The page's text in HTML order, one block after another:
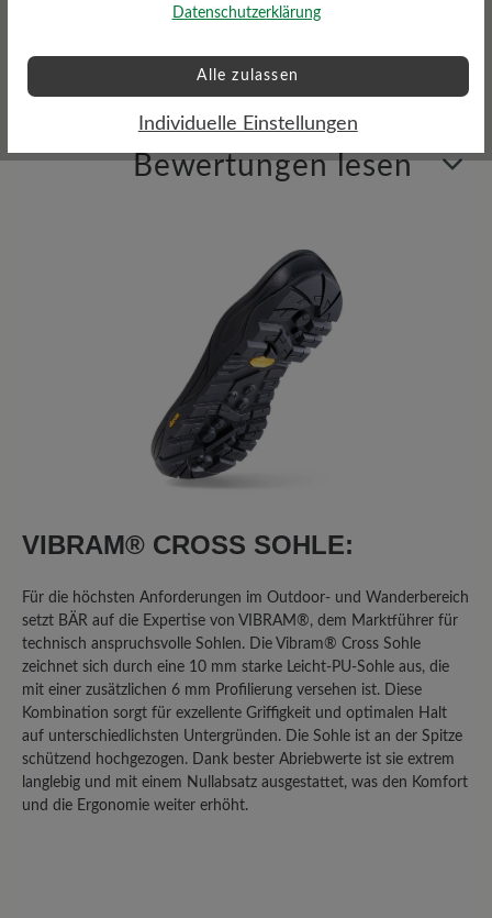
Cross-Sohle aus PU-
Bewertungen lesen
Durchschnittliche Bewertung
Bewerten Sie dieses Produkt!
Teilen Sie Ihre Erfahrungen mit anderen
Kunden.
Bewertung schreiben
VIBRAM® CROSS SOHLE:
Für die höchsten Anforderungen im Outdoor- und Wanderbereich
setzt BÄR auf die Expertise von VIBRAM®, dem Marktführer für
technisch anspruchsvolle Sohlen. Die Vibram® Cross Sohle
zeichnet sich durch eine 10 mm starke Leicht-PU-Sohle aus, die
mit einer zusätzlichen 6 mm Profilierung versehen ist. Diese
Kombination sorgt für exzellente Griffigkeit und optimalen Halt
auf unterschiedlichsten Untergründen. Die Sohle ist an der Spitze
schützend hochgezogen. Dank bester Abriebwerte ist sie extrem
langlebig und mit einem Nullabsatz ausgestattet, was den Komfort
und die Ergonomie weiter erhöht.
Datenschutzerklärung
Alle zulassen
Individuelle Einstellungen